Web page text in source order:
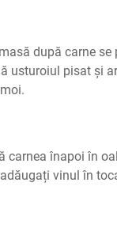
după carne
usturoiul pisat și
carnea înapoi în
vinul în